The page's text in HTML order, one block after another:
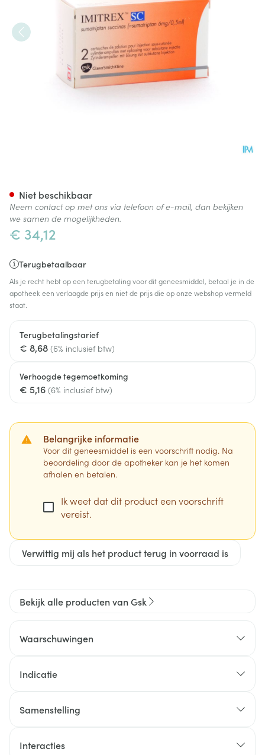
€ 34,12
Terugbetaalbaar
Als je recht hebt op een terugbetaling voor dit geneesmiddel, betaal je in de
apotheek een verlaagde prijs en niet de prijs die op onze webshop vermeld
staat.
Terugbetalingstarief
€ 8,68 (6% inclusief btw)
Verhoogde tegemoetkoming
€ 5,16 (6% inclusief btw)
Belangrijke informatie
Voor dit geneesmiddel is een voorschrift nodig. Na
beoordeling door de apotheker kan je het komen
afhalen en betalen.
Ik weet dat dit product een voorschrift
vereist.
Verwittig mij als het product terug in voorraad is
Niet beschikbaar
Neem contact op met ons via telefoon of e-mail, dan bekijken
we samen de mogelijkheden.
Bekijk alle producten van Gsk
Waarschuwingen
Indicatie
Samenstelling
Interacties